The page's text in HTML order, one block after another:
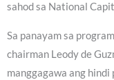
sahod sa National
Sa panayam sa
chairman Leody de
manggagawa ang hindi